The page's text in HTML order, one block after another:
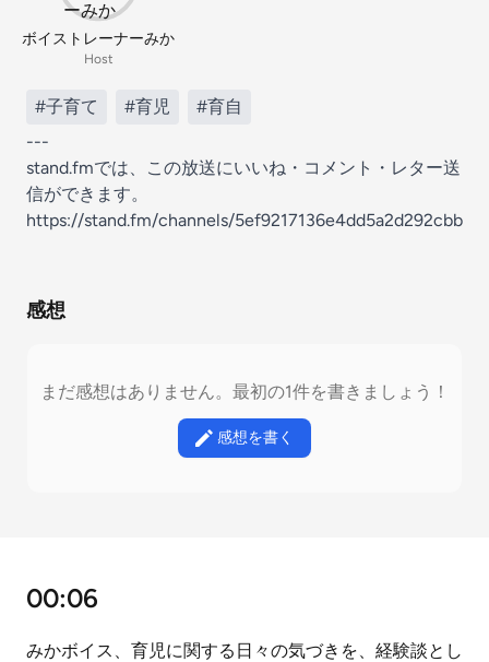
ボイストレーナーみか
Host
#子育て #育児
#育自
---
stand.fmでは、この放送にいいね・コメント・レター送
信ができます。
https://stand.fm/channels/5ef9217136e4dd5a2d292cbb
感想
まだ感想はありません。最初の1件を書きましょう！
感想を書く
00:06
みかボイス、育児に関する日々の気づきを、経験談とし